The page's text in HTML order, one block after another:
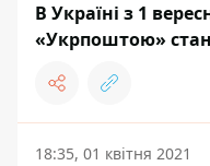
В Україні з 1
«Укрпоштою»
18:35, 01 квітня 2021